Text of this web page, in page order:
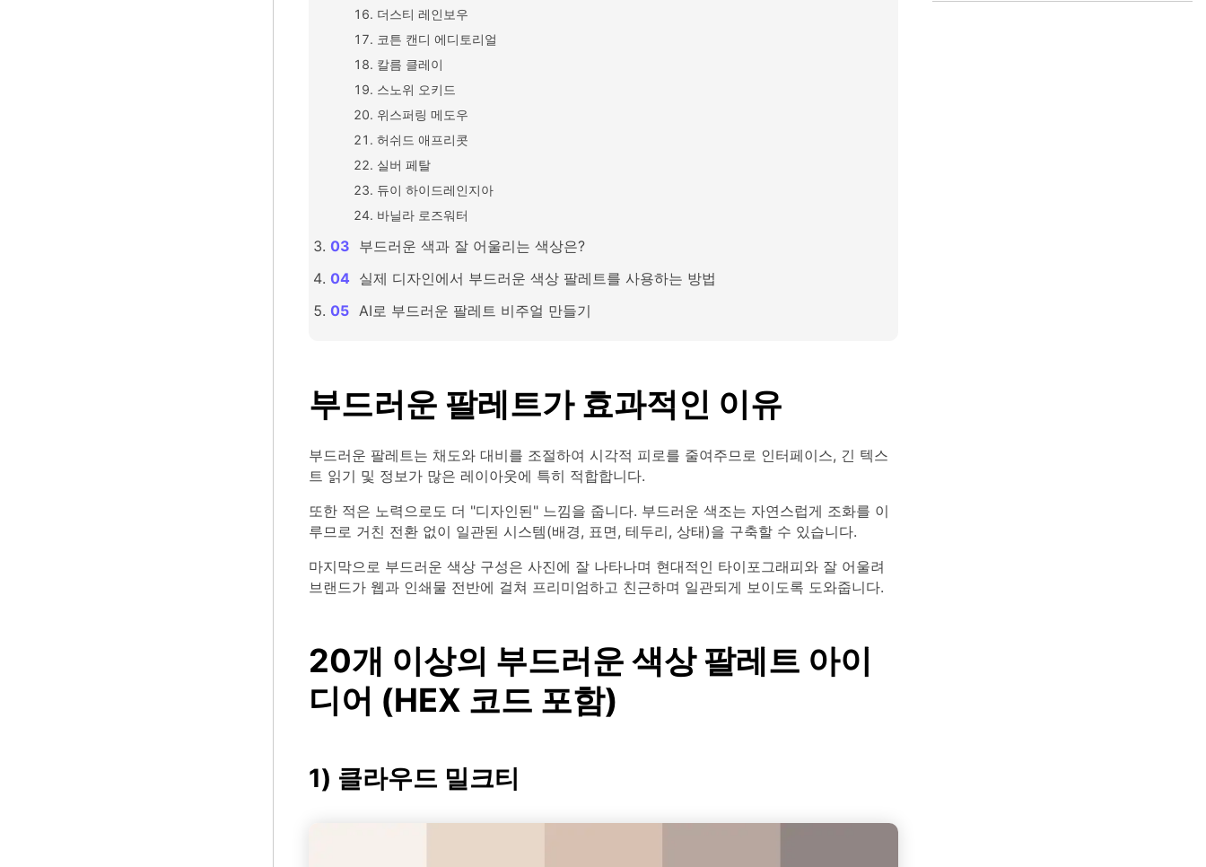
더스티 레인보우
코튼 캔디 에디토리얼
칼름 클레이
스노위 오키드
위스퍼링 메도우
허쉬드 애프리콧
실버 페탈
듀이 하이드레인지아
바닐라 로즈워터
부드러운 색과 잘 어울리는 색상은?
실제 디자인에서 부드러운 색상 팔레트를 사용하는 방법
AI로 부드러운 팔레트 비주얼 만들기
부드러운 팔레트가 효과적인 이유
부드러운 팔레트는 채도와 대비를 조절하여 시각적 피로를 줄여주므로 인터페이스, 긴 텍스
트 읽기 및 정보가 많은 레이아웃에 특히 적합합니다.
또한 적은 노력으로도 더 "디자인된" 느낌을 줍니다. 부드러운 색조는 자연스럽게 조화를 이
루므로 거친 전환 없이 일관된 시스템(배경, 표면, 테두리, 상태)을 구축할 수 있습니다.
마지막으로 부드러운 색상 구성은 사진에 잘 나타나며 현대적인 타이포그래피와 잘 어울려
브랜드가 웹과 인쇄물 전반에 걸쳐 프리미엄하고 친근하며 일관되게 보이도록 도와줍니다.
20개 이상의 부드러운 색상 팔레트 아이
디어 (HEX 코드 포함)
1) 클라우드 밀크티